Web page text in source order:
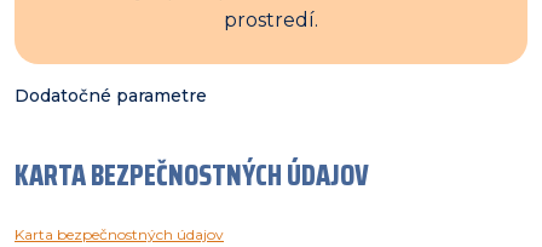
prostredí.
Dodatočné parametre
KARTA BEZPEČNOSTNÝCH ÚDAJOV
Karta bezpečnostných údajov